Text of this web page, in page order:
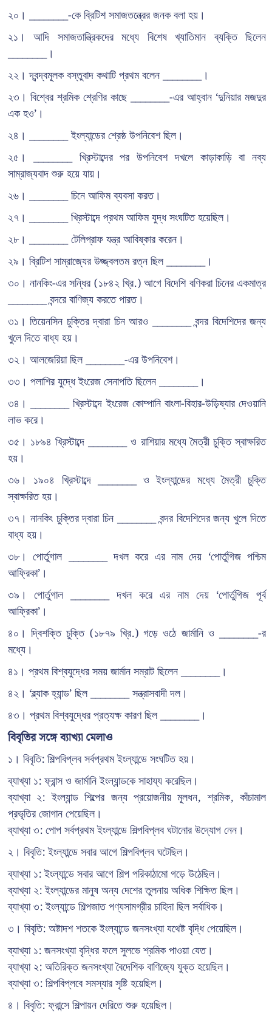
২০। ________-কে ব্রিটিশ সমাজতন্ত্রের জনক বলা হয়।
২১। আদি সমাজতান্ত্রিকদের মধ্যে বিশেষ খ্যাতিমান ব্যক্তি ছিলেন
________।
২২। দ্বন্দ্বমূলক বস্তুবাদ কথাটি প্রথম বলেন ________।
২৩। বিশ্বের শ্রমিক শ্রেণির কাছে ________-এর আহ্বান ‘দুনিয়ার মজদুর
এক হও’।
২৪। ________ ইংল্যান্ডের শ্রেষ্ঠ উপনিবেশ ছিল।
২৫। ________ খ্রিস্টাব্দের পর উপনিবেশ দখলে কাড়াকাড়ি বা নব্য
সাম্রাজ্যবাদ শুরু হয়ে যায়।
২৬। ________ চিনে আফিম ব্যবসা করত।
২৭। ________ খ্রিস্টাব্দে প্রথম আফিম যুদ্ধ সংঘটিত হয়েছিল।
২৮। ________ টেলিগ্রাফ যন্ত্র আবিষ্কার করেন।
২৯। ব্রিটিশ সাম্রাজ্যের উজ্জ্বলতম রত্ন ছিল ________।
৩০। নানকিং-এর সন্ধির (১৮৪২ খ্রি.) আগে বিদেশি বণিকরা চিনের একমাত্র
________ বন্দরে বাণিজ্য করতে পারত।
৩১। তিয়েনসিন চুক্তির দ্বারা চিন আরও ________ বন্দর বিদেশিদের জন্য
খুলে দিতে বাধ্য হয়।
৩২। আলজেরিয়া ছিল ________-এর উপনিবেশ।
৩৩। পলাশির যুদ্ধে ইংরেজ সেনাপতি ছিলেন ________।
৩৪। ________ খ্রিস্টাব্দে ইংরেজ কোম্পানি বাংলা-বিহার-উড়িষ্যার দেওয়ানি
লাভ করে।
৩৫। ১৮৯৪ খ্রিস্টাব্দে ________ ও রাশিয়ার মধ্যে মৈত্রী চুক্তি স্বাক্ষরিত
হয়।
৩৬। ১৯০৪ খ্রিস্টাব্দে ________ ও ইংল্যান্ডের মধ্যে মৈত্রী চুক্তি
স্বাক্ষরিত হয়।
৩৭। নানকিং চুক্তির দ্বারা চিন ________ বন্দর বিদেশিদের জন্য খুলে দিতে
বাধ্য হয়।
৩৮। পোর্তুগাল ________ দখল করে এর নাম দেয় ‘পোর্তুগিজ পশ্চিম
আফ্রিকা’।
৩৯। পোর্তুগাল ________ দখল করে এর নাম দেয় ‘পোর্তুগিজ পূর্ব
আফ্রিকা’।
৪০। দ্বিশক্তি চুক্তি (১৮৭৯ খ্রি.) গড়ে ওঠে জার্মানি ও ________-র
মধ্যে।
৪১। প্রথম বিশ্বযুদ্ধের সময় জার্মান সম্রাট ছিলেন ________।
৪২। ‘ব্ল্যাক হ্যান্ড’ ছিল ________ সন্ত্রাসবাদী দল।
৪৩। প্রথম বিশ্বযুদ্ধের প্রত্যক্ষ কারণ ছিল ________।
বিবৃতির সঙ্গে ব্যাখ্যা মেলাও
১। বিবৃতি: শিল্পবিপ্লব সর্বপ্রথম ইংল্যান্ডে সংঘটিত হয়।
ব্যাখ্যা ১: ফ্রান্স ও জার্মানি ইংল্যান্ডকে সাহায্য করেছিল।
ব্যাখ্যা ২: ইংল্যান্ড শিল্পের জন্য প্রয়োজনীয় মূলধন, শ্রমিক, কাঁচামাল
প্রভৃতির জোগান পেয়েছিল।
ব্যাখ্যা ৩: পোপ সর্বপ্রথম ইংল্যান্ডে শিল্পবিপ্লব ঘটানোর উদ্যোগ নেন।
২। বিবৃতি: ইংল্যান্ডে সবার আগে শিল্পবিপ্লব ঘটেছিল।
ব্যাখ্যা ১: ইংল্যান্ডে সবার আগে শিল্প পরিকাঠামো গড়ে উঠেছিল।
ব্যাখ্যা ২: ইংল্যান্ডের মানুষ অন্য দেশের তুলনায় অধিক শিক্ষিত ছিল।
ব্যাখ্যা ৩: ইংল্যান্ডে শিল্পজাত পণ্যসামগ্রীর চাহিদা ছিল সর্বাধিক।
৩। বিবৃতি: অষ্টাদশ শতকে ইংল্যান্ডে জনসংখ্যা যথেষ্ট বৃদ্ধি পেয়েছিল।
ব্যাখ্যা ১: জনসংখ্যা বৃদ্ধির ফলে সুলভে শ্রমিক পাওয়া যেত।
ব্যাখ্যা ২: অতিরিক্ত জনসংখ্যা বৈদেশিক বাণিজ্যে যুক্ত হয়েছিল।
ব্যাখ্যা ৩: শিল্পবিপ্লবে সমস্যার সৃষ্টি হয়েছিল।
৪। বিবৃতি: ফ্রান্সে শিল্পায়ন দেরিতে শুরু হয়েছিল।